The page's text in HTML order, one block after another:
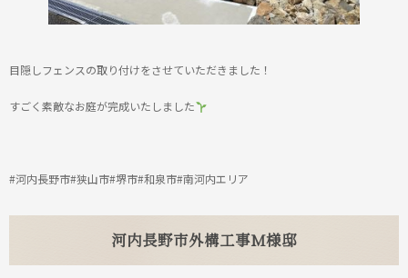
目隠しフェンスの取り付けをさせていただきました！
すごく素敵なお庭が完成いたしました
#河内長野市#狭山市#堺市#和泉市#南河内エリア
河内長野市外構工事M様邸